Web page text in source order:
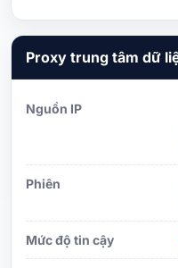
Proxy trung tâm dữ
Nguồn IP
Phiên
Mức độ tin cậy